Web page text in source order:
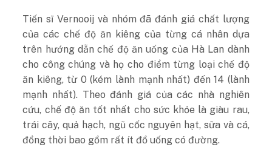
Tiến sĩ Vernooij và nhóm đã đánh giá chất lượng
của các chế độ ăn kiêng của từng cá nhân dựa
trên hướng dẫn chế độ ăn uống của Hà Lan dành
cho công chúng và họ cho điểm từng loại chế độ
ăn kiêng, từ 0 (kém lành mạnh nhất) đến 14 (lành
mạnh nhất). Theo đánh giá của các nhà nghiên
cứu, chế độ ăn tốt nhất cho sức khỏe là giàu rau,
trái cây, quả hạch, ngũ cốc nguyên hạt, sữa và cá,
đồng thời bao gồm rất ít đồ uống có đường.